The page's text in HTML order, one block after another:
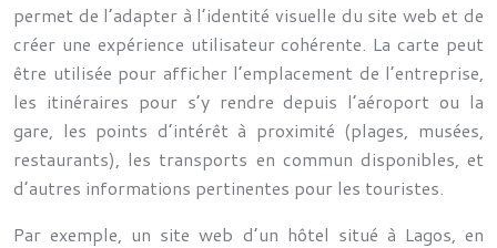
permet de l’adapter à l’identité visuelle du site web et de
créer une expérience utilisateur cohérente. La carte peut
être utilisée pour afficher l’emplacement de l’entreprise,
les itinéraires pour s’y rendre depuis l’aéroport ou la
gare, les points d’intérêt à proximité (plages, musées,
restaurants), les transports en commun disponibles, et
d’autres informations pertinentes pour les touristes.
Par exemple, un site web d’un hôtel situé à Lagos, en